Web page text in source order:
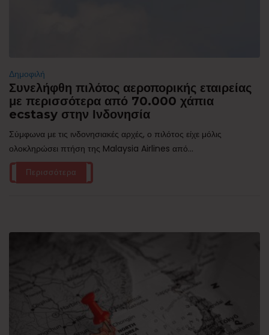
Δημοφιλή
Συνελήφθη πιλότος αεροπορικής εταιρείας
με περισσότερα από 70.000 χάπια
ecstasy στην Ινδονησία
Σύμφωνα με τις ινδονησιακές αρχές, ο πιλότος είχε μόλις
ολοκληρώσει πτήση της Malaysia Airlines από...
Περισσότερα